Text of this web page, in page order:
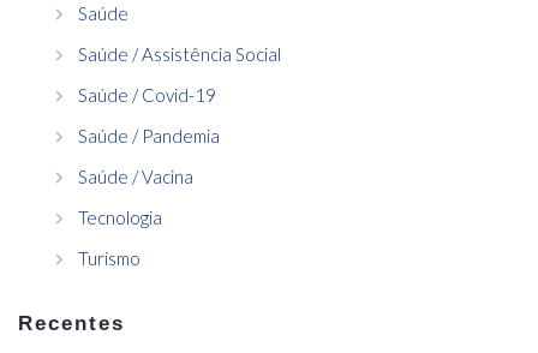
Saúde
Saúde / Assistência Social
Saúde / Covid-19
Saúde / Pandemia
Saúde / Vacina
Tecnologia
Turismo
Recentes